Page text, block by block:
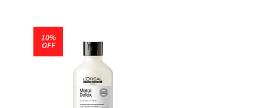
10%
OFF